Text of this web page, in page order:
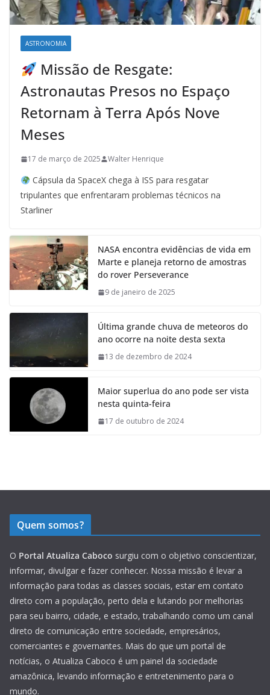
ASTRONOMIA
Missão de Resgate:
Astronautas Presos no Espaço
Retornam à Terra Após Nove
Meses
17 de março de 2025 Walter Henrique
Cápsula da SpaceX chega à ISS para resgatar
tripulantes que enfrentaram problemas técnicos na
Starliner
NASA encontra evidências de vida em
Marte e planeja retorno de amostras
do rover Perseverance
9 de janeiro de 2025
Última grande chuva de meteoros do
ano ocorre na noite desta sexta
13 de dezembro de 2024
Maior superlua do ano pode ser vista
nesta quinta-feira
17 de outubro de 2024
Quem somos?
O Portal Atualiza Caboco surgiu com o objetivo conscientizar,
informar, divulgar e fazer conhecer. Nossa missão é levar a
informação para todas as classes sociais, estar em contato
direto com a população, perto dela e lutando por melhorias
para seu bairro, cidade, e estado, trabalhando como um canal
direto de comunicação entre sociedade, empresários,
comerciantes e governantes. Mais do que um portal de
notícias, o Atualiza Caboco é um painel da sociedade
amazônica, levando informação e entretenimento para o
mundo.